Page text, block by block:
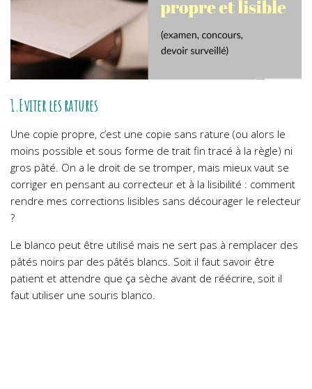
1.Eviter les ratures
Une copie propre, c’est une copie sans rature (ou alors le
moins possible et sous forme de trait fin tracé à la règle) ni
gros pâté. On a le droit de se tromper, mais mieux vaut se
corriger en pensant au correcteur et à la lisibilité : comment
rendre mes corrections lisibles sans décourager le relecteur
?
Le blanco peut être utilisé mais ne sert pas à remplacer des
pâtés noirs par des pâtés blancs. Soit il faut savoir être
patient et attendre que ça sèche avant de réécrire, soit il
faut utiliser une souris blanco.